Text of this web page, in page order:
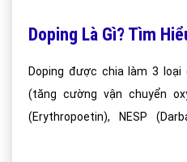
Doping Là Gì? Tìm
Doping được chia làm 3 loại
(tăng cường vận chuyển
(Erythropoetin), NESP